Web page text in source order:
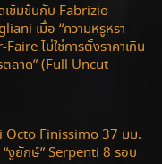
ข้มข้นกับ Fabrizio
เมื่อ “ความหรูหรา
ไม่ใช่การตั้งราคาเกิน
ลาด” (Full Uncut
Finissimo 37 มม.
“งูยักษ์” Serpenti 8 รอบ